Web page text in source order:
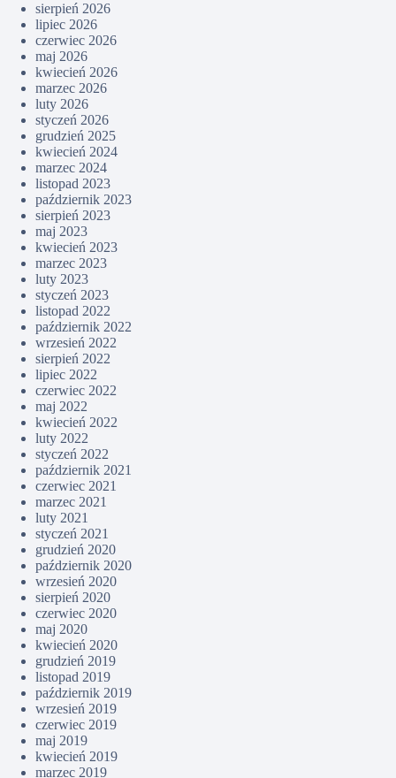
sierpień 2026
lipiec 2026
czerwiec 2026
maj 2026
kwiecień 2026
marzec 2026
luty 2026
styczeń 2026
grudzień 2025
kwiecień 2024
marzec 2024
listopad 2023
październik 2023
sierpień 2023
maj 2023
kwiecień 2023
marzec 2023
luty 2023
styczeń 2023
listopad 2022
październik 2022
wrzesień 2022
sierpień 2022
lipiec 2022
czerwiec 2022
maj 2022
kwiecień 2022
luty 2022
styczeń 2022
październik 2021
czerwiec 2021
marzec 2021
luty 2021
styczeń 2021
grudzień 2020
październik 2020
wrzesień 2020
sierpień 2020
czerwiec 2020
maj 2020
kwiecień 2020
grudzień 2019
listopad 2019
październik 2019
wrzesień 2019
czerwiec 2019
maj 2019
kwiecień 2019
marzec 2019